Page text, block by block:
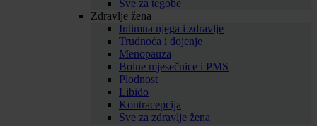
Sve za tegobe
Zdravlje žena
Intimna njega i zdravlje
Trudnoća i dojenje
Menopauza
Bolne mjesečnice i PMS
Plodnost
Libido
Kontracepcija
Sve za zdravlje žena